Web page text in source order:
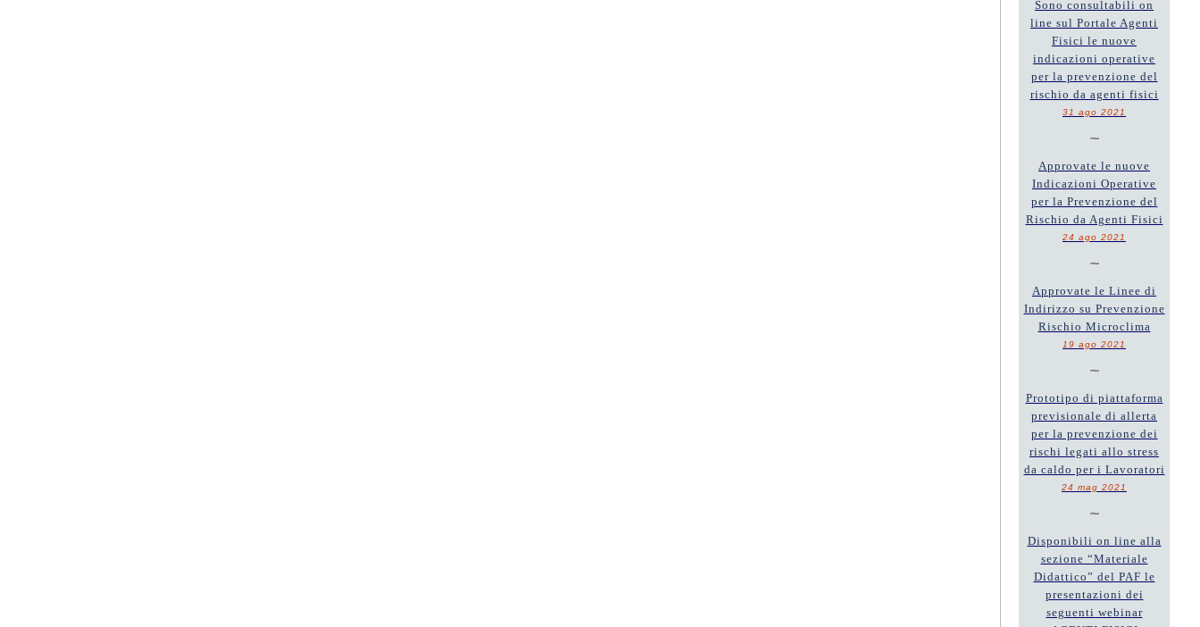
Sono consultabili on
line sul Portale Agenti
Fisici le nuove
indicazioni operative
per la prevenzione del
rischio da agenti fisici
31 ago 2021
~
Approvate le nuove
Indicazioni Operative
per la Prevenzione del
Rischio da Agenti Fisici
24 ago 2021
~
Approvate le Linee di
Indirizzo su Prevenzione
Rischio Microclima
19 ago 2021
~
Prototipo di piattaforma
previsionale di allerta
per la prevenzione dei
rischi legati allo stress
da caldo per i Lavoratori
24 mag 2021
~
Disponibili on line alla
sezione “Materiale
Didattico” del PAF le
presentazioni dei
seguenti webinar